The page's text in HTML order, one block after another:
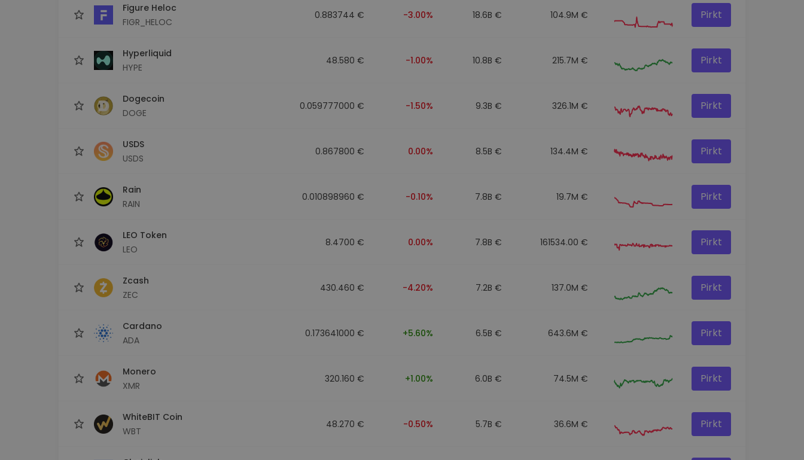
Figure Heloc
FIGR_HELOC
0.883744 € -3.00% 18.6B € 104.9M € Pirkt
Hyperliquid
HYPE
48.580 € -1.00% 10.8B € 215.7M € Pirkt
Dogecoin
DOGE
0.059777000 € -1.50% 9.3B € 326.1M € Pirkt
USDS
USDS
0.867800 € 0.00% 8.5B € 134.4M € Pirkt
Rain
RAIN
0.010898960 € -0.10% 7.8B € 19.7M € Pirkt
LEO Token
LEO
8.4700 € 0.00% 7.8B € 161534.00 € Pirkt
Zcash
ZEC
430.460 € -4.20% 7.2B € 137.0M € Pirkt
Cardano
ADA
0.173641000 € +5.60% 6.5B € 643.6M € Pirkt
Monero
XMR
320.160 € +1.00% 6.0B € 74.5M € Pirkt
WhiteBIT Coin
WBT
48.270 € -0.50% 5.7B € 36.6M € Pirkt